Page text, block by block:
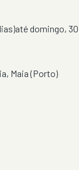
atédomingo, 30
, Maia(Porto)